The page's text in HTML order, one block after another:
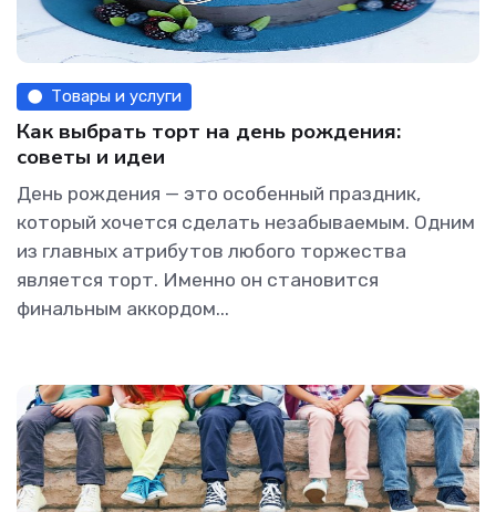
Товары и услуги
Как выбрать торт на день рождения:
советы и идеи
День рождения — это особенный праздник,
который хочется сделать незабываемым. Одним
из главных атрибутов любого торжества
является торт. Именно он становится
финальным аккордом...